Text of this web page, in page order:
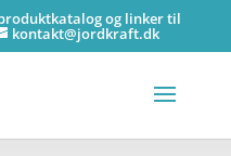
produktkatalog og linker til
kontakt@jordkraft.dk